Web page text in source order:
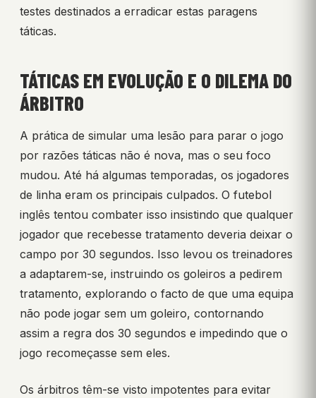
testes destinados a erradicar estas paragens
táticas.
TÁTICAS EM EVOLUÇÃO E O DILEMA DO
ÁRBITRO
A prática de simular uma lesão para parar o jogo
por razões táticas não é nova, mas o seu foco
mudou. Até há algumas temporadas, os jogadores
de linha eram os principais culpados. O futebol
inglês tentou combater isso insistindo que qualquer
jogador que recebesse tratamento deveria deixar o
campo por 30 segundos. Isso levou os treinadores
a adaptarem-se, instruindo os goleiros a pedirem
tratamento, explorando o facto de que uma equipa
não pode jogar sem um goleiro, contornando
assim a regra dos 30 segundos e impedindo que o
jogo recomeçasse sem eles.
Os árbitros têm-se visto impotentes para evitar